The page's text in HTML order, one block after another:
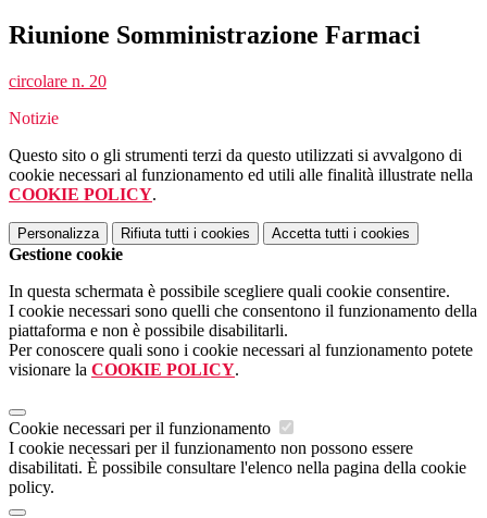
Riunione Somministrazione Farmaci
circolare n. 20
Notizie
Questo sito o gli strumenti terzi da questo utilizzati si avvalgono di
cookie necessari al funzionamento ed utili alle finalità illustrate nella
COOKIE POLICY.
Personalizza Rifiuta tutti i cookies Accetta tutti i cookies
Gestione cookie
In questa schermata è possibile scegliere quali cookie consentire.
I cookie necessari sono quelli che consentono il funzionamento della
piattaforma e non è possibile disabilitarli.
Per conoscere quali sono i cookie necessari al funzionamento potete
visionare la COOKIE POLICY.
Cookie necessari per il funzionamento
I cookie necessari per il funzionamento non possono essere
disabilitati. È possibile consultare l'elenco nella pagina della cookie
policy.